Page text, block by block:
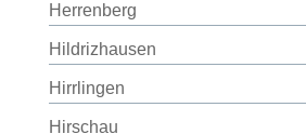
Herrenberg
Hildrizhausen
Hirrlingen
Hirschau